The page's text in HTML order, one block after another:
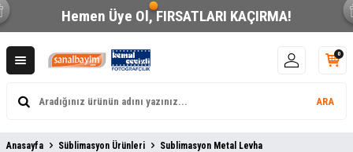
Hemen Üye Ol,FIRSATLARI KAÇIRMA!
ARA
0
Anasayfa Süblimasyon Ürünleri
Sublimasyon Metal Levha